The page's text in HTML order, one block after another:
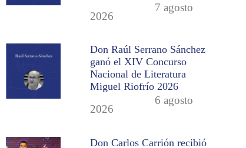
7 agosto
2026
Don Raúl Serrano Sánchez
ganó el XIV Concurso
Nacional de Literatura
Miguel Riofrío 2026
6 agosto
2026
Don Carlos Carrión recibió